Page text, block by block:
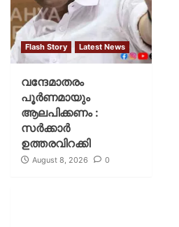
Flash Story Latest News
വന്ദേമാതരം
പൂര്‍ണമായും
ആലപിക്കണം :
സര്‍ക്കാര്‍
ഉത്തരവിറക്കി
August 8, 2026 0